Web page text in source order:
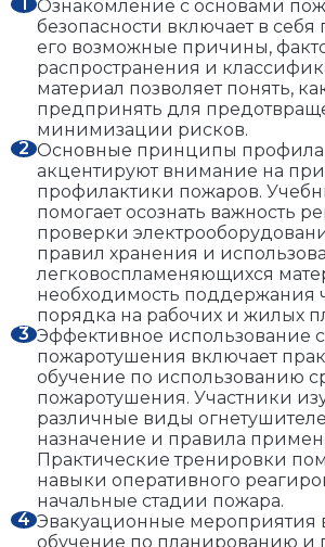
Ознакомление с основами
безопасности включает в
его возможные причины,
распространения и
материал позволяет понять,
предпринять для
минимизации рисков.
Основные принципы
акцентируют внимание на
профилактики пожаров.
помогает осознать важность
проверки
правил хранения и
легковоспламеняющихся
необходимость поддержания
порядка на рабочих и жилых
Эффективное использование
пожаротушения включает
обучение по использованию
пожаротушения. Участники
различные виды
назначение и правила
Практические тренировки
навыки оперативного
начальные стадии пожара.
Эвакуационные мероприятия
обучение по планированию и